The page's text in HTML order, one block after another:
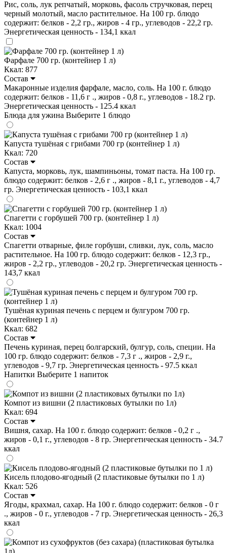
Рис, соль, лук репчатый, морковь, фасоль стручковая, перец
черный молотый, масло растительное. На 100 гр. блюдо
содержит: белков - 2,2 гр., жиров - 4 гр., углеводов - 22,2 гр.
Энергетическая ценность - 134,1 ккал
Фарфале 700 гр. (контейнер 1 л)
Ккал: 877
Состав
Макаронные изделия фарфале, масло, соль. На 100 г. блюдо
содержит: белков - 11,6 г ., жиров - 0,8 г., углеводов - 18.2 гр.
Энергетическая ценность - 125.4 ккал
Блюда для ужина Выберите 1 блюдо
Капуста тушёная с грибами 700 гр (контейнер 1 л)
Ккал: 720
Состав
Капуста, морковь, лук, шампиньоны, томат паста. На 100 гр.
блюдо содержит: белков - 2,6 г ., жиров - 8,1 г., углеводов - 4,7
гр. Энергетическая ценность - 103,1 ккал
Спагетти с горбушей 700 гр. (контейнер 1 л)
Ккал: 1004
Состав
Спагетти отварные, филе горбуши, сливки, лук, соль, масло
растительное. На 100 гр. блюдо содержит: белков - 12,3 гр.,
жиров - 2,2 гр., углеводов - 20,2 гр. Энергетическая ценность -
143,7 ккал
Тушёная куриная печень с перцем и булгуром 700 гр.
(контейнер 1 л)
Ккал: 682
Состав
Печень куриная, перец болгарский, булгур, соль, специи. На
100 гр. блюдо содержит: белков - 7,3 г ., жиров - 2,9 г.,
углеводов - 9,7 гр. Энергетическая ценность - 97.5 ккал
Напитки Выберите 1 напиток
Компот из вишни (2 пластиковых бутылки по 1л)
Ккал: 694
Состав
Вишня, сахар. На 100 г. блюдо содержит: белков - 0,2 г .,
жиров - 0,1 г., углеводов - 8 гр. Энергетическая ценность - 34.7
ккал
Кисель плодово-ягодный (2 пластиковые бутылки по 1 л)
Ккал: 526
Состав
Ягоды, крахмал, сахар. На 100 г. блюдо содержит: белков - 0 г
., жиров - 0 г., углеводов - 7 гр. Энергетическая ценность - 26,3
ккал